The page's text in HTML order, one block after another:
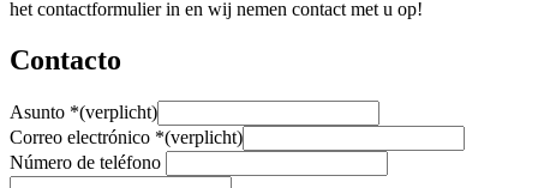
het contactformulier in en wij nemen contact met u op!
Contacto
Asunto *(verplicht)
Correo electrónico *(verplicht)
Número de teléfono